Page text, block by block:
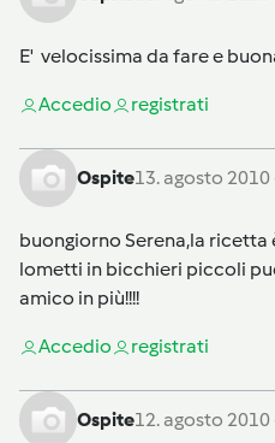
E' velocissima da fare e
Accedio registrati
Ospite13. agosto 2010
buongiorno Serena,la ricetta
lometti in bicchieri piccoli
amico in più!!!!
Accedio registrati
Ospite12. agosto 2010